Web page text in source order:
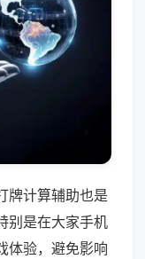
牌计算辅助也是
别是在大家手机
体验，避免影响